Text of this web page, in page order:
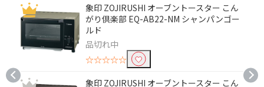
500W
トースター枚数で絞り込む
象印 ZOJIRUSHI オーブントースター こん
がり倶楽部 EQ-AB22-NM シャンパンゴー
ルド
品切れ中
☆☆☆☆☆
象印 ZOJIRUSHI オーブントースター こん